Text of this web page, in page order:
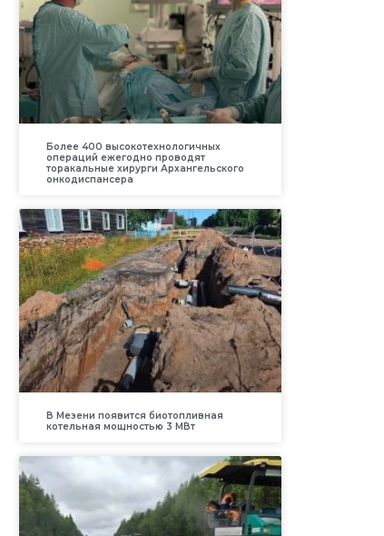
Более 400 высокотехнологичных
операций ежегодно проводят
торакальные хирурги Архангельского
онкодиспансера
В Мезени появится биотопливная
котельная мощностью 3 МВт